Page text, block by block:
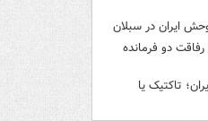
ایران در سبلان
دو فرمانده‌
تاکتیک یا